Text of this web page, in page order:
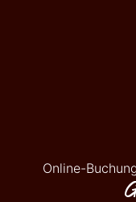
Online-